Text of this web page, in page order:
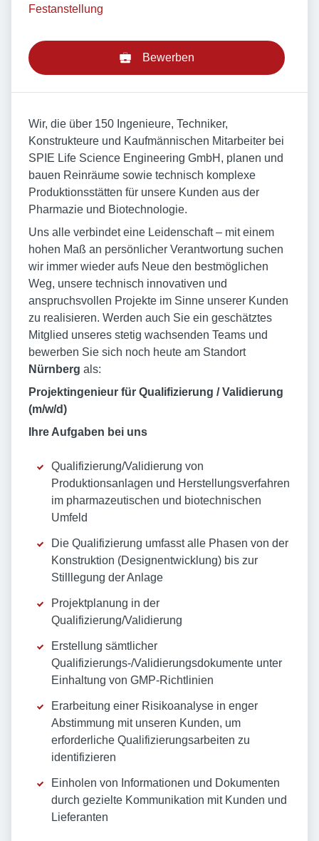
Festanstellung
Bewerben
Wir, die über 150 Ingenieure, Techniker,
Konstrukteure und Kaufmännischen Mitarbeiter bei
SPIE Life Science Engineering GmbH, planen und
bauen Reinräume sowie technisch komplexe
Produktionsstätten für unsere Kunden aus der
Pharmazie und Biotechnologie.
Uns alle verbindet eine Leidenschaft – mit einem
hohen Maß an persönlicher Verantwortung suchen
wir immer wieder aufs Neue den bestmöglichen
Weg, unsere technisch innovativen und
anspruchsvollen Projekte im Sinne unserer Kunden
zu realisieren. Werden auch Sie ein geschätztes
Mitglied unseres stetig wachsenden Teams und
bewerben Sie sich noch heute am Standort
Nürnberg als:
Projektingenieur für Qualifizierung / Validierung
(m/w/d)
Ihre Aufgaben bei uns
Qualifizierung/Validierung von
Produktionsanlagen und Herstellungsverfahren
im pharmazeutischen und biotechnischen
Umfeld
Die Qualifizierung umfasst alle Phasen von der
Konstruktion (Designentwicklung) bis zur
Stilllegung der Anlage
Projektplanung in der
Qualifizierung/Validierung
Erstellung sämtlicher
Qualifizierungs-/Validierungsdokumente unter
Einhaltung von GMP-Richtlinien
Erarbeitung einer Risikoanalyse in enger
Abstimmung mit unseren Kunden, um
erforderliche Qualifizierungsarbeiten zu
identifizieren
Einholen von Informationen und Dokumenten
durch gezielte Kommunikation mit Kunden und
Lieferanten